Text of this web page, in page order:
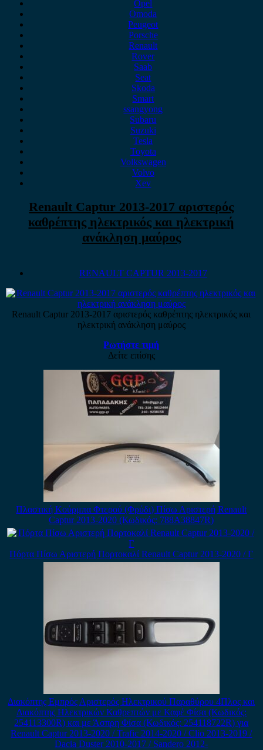
Opel
Omoda
Peugeot
Porsche
Renault
Rover
Saab
Seat
Skoda
Smart
ssangyong
Subaru
Suzuki
Tesla
Toyota
Volkswagen
Volvo
Xev
Renault Captur 2013-2017 αριστερός
καθρέπτης ηλεκτρικός και ηλεκτρική
ανάκληση μαύρος
RENAULT CAPTUR 2013-2017
Renault Captur 2013-2017 αριστερός καθρέπτης ηλεκτρικός και
ηλεκτρική ανάκληση μαύρος
Ρωτήστε τιμή
Δείτε επίσης
Πλαστική Κούρμπα Φτερού (Φρύδι) Πίσω Αριστερή Renault
Captur 2013-2020 (Κωδικός: 788A38847R)
Πόρτα Πίσω Αριστερή Πορτοκαλί Renault Captur 2013-2020 / Γ
Διακόπτης Εμπρός Αριστερός Ηλεκτρικού Παραθύρου 4Πλος και
Διακόπτης Ηλεκτρικών Καθρεπτών με Καφέ Φίσα (Κωδικός:
254113300R) και με Άσπρη Φίσα (Κωδικός: 254118722R) για
Renault Captur 2013-2020 / Trafic 2014-2020 / Clio 2013-2019 /
Dacia Duster 2010-2017 / Sandero 2012-